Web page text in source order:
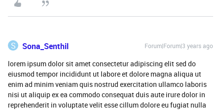
S Sona_Senthil Forum|Forum|3 years ago
lorem ipsum dolor sit amet consectetur adipiscing elit sed do
eiusmod tempor incididunt ut labore et dolore magna aliqua ut
enim ad minim veniam quis nostrud exercitation ullamco laboris
nisi ut aliquip ex ea commodo consequat duis aute irure dolor in
reprehenderit in voluptate velit esse cillum dolore eu fugiat nulla